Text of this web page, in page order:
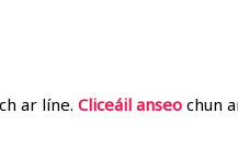
ar líne. Cliceáil anseo chun